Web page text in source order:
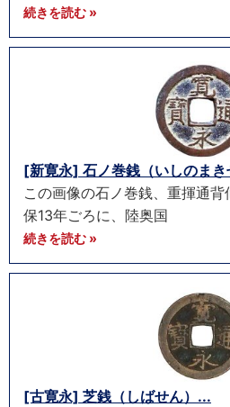
続きを読む »
[新寛永] 石ノ巻銭（いしのま
この画像の石ノ巻銭、重揮通
保13年ごろに、陸奥国
続きを読む »
[古寛永] 芝銭（しばせん）...